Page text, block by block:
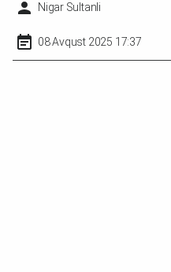
Nigar Sultanli
08 Avqust 2025 17:37